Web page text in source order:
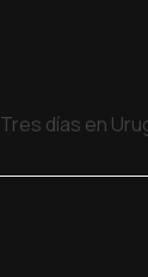
Tres días en